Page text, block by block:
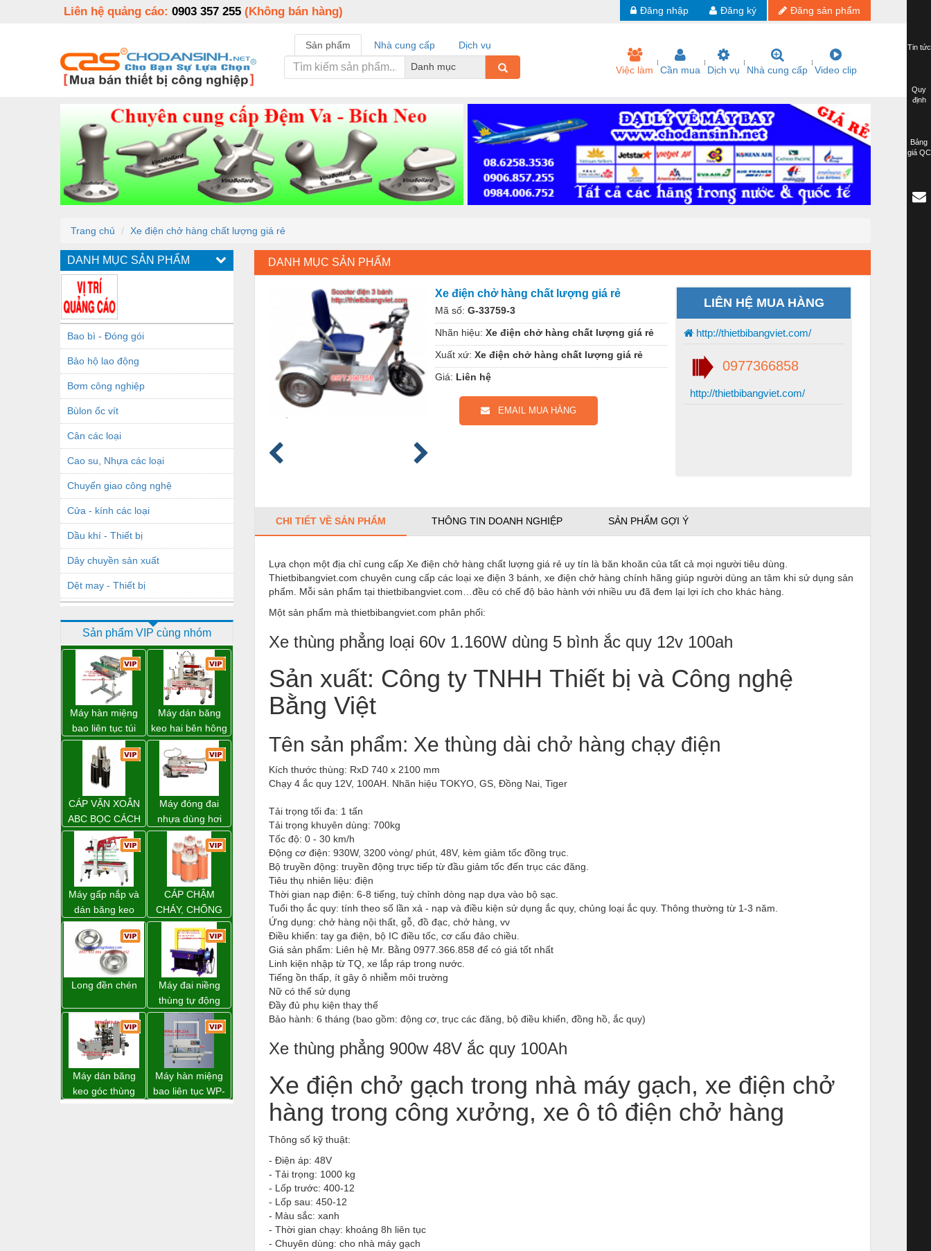
Liên hệ quảng cáo: 0903 357 255 (Không bán hàng) Đăng sản phẩm
Đăng ký
Đăng nhập
Sản phẩm Nhà cung cấp
Dịch vụ
Danh mục
Việc làm Cần mua Dịch vụ Nhà cung cấp Video clip
Trang chủ Xe điện chở hàng chất lượng giá rẻ
DANH MỤC SẢN PHẨM
Bao bì - Đóng gói
Bảo hộ lao động
Bơm công nghiệp
Bùlon ốc vít
Cân các loại
Cao su, Nhựa các loại
Chuyển giao công nghệ
Cửa - kính các loại
Dầu khí - Thiết bị
Dây chuyền sản xuất
Dệt may - Thiết bị
Dịch vụ - Thi công
Điện công nghiệp
Điện gia dụng
Điện Lạnh
Đóng tàu Thiết bị
Đúc chính xác Thiết bị
Dụng cụ cầm tay
Dụng cụ cắt gọt
Dụng cụ điện
Dụng cụ đo
Gỗ - Trang thiết bị
Hàn cắt - Thiết bị
Hóa chất-Trang thiết bị
Kệ công nghiệp
Khí nén - Thiết bị
Khuôn mẫu - Phụ tùng
Lọc công nghiệp
Máy công cụ - Phụ tùng
Mỏ - Trang thiết bị
Sản phẩm VIP cùng nhóm
Máy hàn miệng
bao liên tục túi
nằm nghiêng.
Máy dán băng
keo hai bên hông
thùng carton
WP-5050SA giá
rẻ Miền Nam
CÁP VẶN XOẮN
ABC BỌC CÁCH
ĐIỆN XLPE
Máy đóng đai
nhựa dùng hơi
khí nén WP-20
Máy gấp nắp và
dán băng keo
thùng carton tự
động WP-5050F
giá rẻ
CÁP CHẬM
CHÁY, CHỐNG
CHÁY
Long đền chén
Máy đai niềng
thùng tự động
DBA-200 giá tốt
Máy dán băng
keo góc thùng
Máy hàn miệng
bao liên tục WP-
DANH MỤC SẢN PHẨM
Xe điện chở hàng chất lượng giá rẻ
Mã số: G-33759-3
Nhãn hiệu: Xe điện chở hàng chất lượng giá rẻ
Xuất xứ: Xe điện chở hàng chất lượng giá rẻ
Giá: Liên hệ
EMAIL MUA HÀNG
LIÊN HỆ MUA HÀNG
http://thietbibangviet.com/
0977366858
http://thietbibangviet.com/
CHI TIẾT VỀ SẢN PHẨM THÔNG TIN DOANH NGHIỆP SẢN PHẨM GỢI Ý
Lựa chọn một địa chỉ cung cấp Xe điện chở hàng chất lượng giá rẻ uy tín là băn khoăn của tất cả mọi người tiêu dùng.
Thietbibangviet.com chuyên cung cấp các loại xe điện 3 bánh, xe điện chở hàng chính hãng giúp người dùng an tâm khi sử dụng sản
phẩm. Mỗi sản phẩm tại thietbibangviet.com…đều có chế độ bảo hành với nhiều ưu đã đem lại lợi ích cho khác hàng.
Một sản phẩm mà thietbibangviet.com phân phối:
Xe thùng phẳng loại 60v 1.160W dùng 5 bình ắc quy 12v 100ah
Sản xuất: Công ty TNHH Thiết bị và Công nghệ
Bằng Việt
Tên sản phẩm: Xe thùng dài chở hàng chạy điện
Kích thước thùng: RxD 740 x 2100 mm
Chạy 4 ắc quy 12V, 100AH. Nhãn hiệu TOKYO, GS, Đồng Nai, Tiger
Tải trọng tối đa: 1 tấn
Tải trọng khuyên dùng: 700kg
Tốc độ: 0 - 30 km/h
Động cơ điện: 930W, 3200 vòng/ phút, 48V, kèm giảm tốc đồng trục.
Bộ truyền động: truyền động trực tiếp từ đầu giảm tốc đến trục các đăng.
Tiêu thụ nhiên liệu: điện
Thời gian nạp điện: 6-8 tiếng, tuỳ chỉnh dòng nạp dựa vào bộ sạc.
Tuổi thọ ắc quy: tính theo số lần xả - nạp và điều kiện sử dụng ắc quy, chủng loại ắc quy. Thông thường từ 1-3 năm.
Ứng dụng: chở hàng nội thất, gỗ, đồ đạc, chở hàng, vv
Điều khiển: tay ga điện, bộ IC điều tốc, cơ cấu đảo chiều.
Giá sản phẩm: Liên hệ Mr. Bằng 0977.366.858 để có giá tốt nhất
Linh kiện nhập từ TQ, xe lắp ráp trong nước.
Tiếng ồn thấp, ít gây ô nhiễm môi trường
Nữ có thể sử dụng
Đầy đủ phụ kiện thay thế
Bảo hành: 6 tháng (bao gồm: động cơ, trục các đăng, bộ điều khiển, đồng hồ, ắc quy)
Xe thùng phẳng 900w 48V ắc quy 100Ah
Xe điện chở gạch trong nhà máy gạch, xe điện chở
hàng trong công xưởng, xe ô tô điện chở hàng
Thông số kỹ thuật:
- Điện áp: 48V
- Tải trọng: 1000 kg
- Lốp trước: 400-12
- Lốp sau: 450-12
- Màu sắc: xanh
- Thời gian chạy: khoảng 8h liên tục
- Chuyên dùng: cho nhà máy gạch
Tin tức
Quy
định
Bảng
giá QC